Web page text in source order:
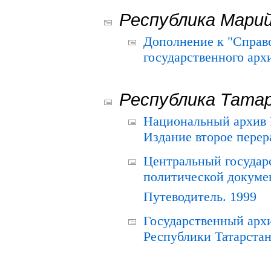
Республика
Дополнение к
государственного
Республика
Национальный архив
Издание второе
Центральный
политической
Путеводитель. 1999
Государственный
Республики